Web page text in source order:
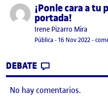
Publicado por¡Ponle cara a tu
portada!
Publicado por
Irene Pizarro Mira
Visibilidad:
Pública-Fecha de
16 Nov 2022-
DEBATE
No hay comentarios.